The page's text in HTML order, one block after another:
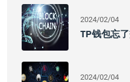
2024/02/04
TP钱包忘
2024/02/04